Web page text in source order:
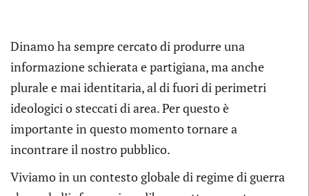
Dinamo ha sempre cercato di produrre una
informazione schierata e partigiana, ma anche
plurale e mai identitaria, al di fuori di perimetri
ideologici o steccati di area. Per questo è
importante in questo momento tornare a
incontrare il nostro pubblico.
Viviamo in un contesto globale di regime di guerra